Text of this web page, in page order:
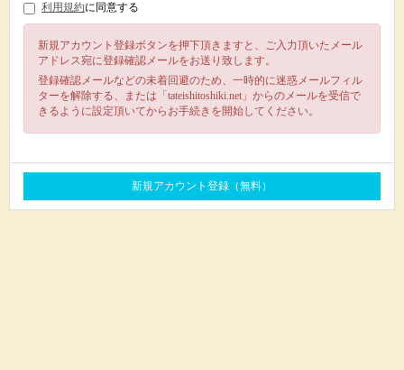
利用規約に同意する
新規アカウント登録ボタンを押下頂きますと、ご入力頂いたメール
アドレス宛に登録確認メールをお送り致します。
登録確認メールなどの未着回避のため、一時的に迷惑メールフィル
ターを解除する、または「tateishitoshiki.net」からのメールを受信で
きるように設定頂いてからお手続きを開始してください。